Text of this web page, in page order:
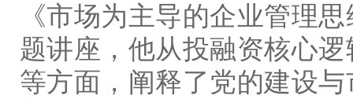
《市场为主导的企业管理
题讲座，他从投融资核心
等方面，阐释了党的建设